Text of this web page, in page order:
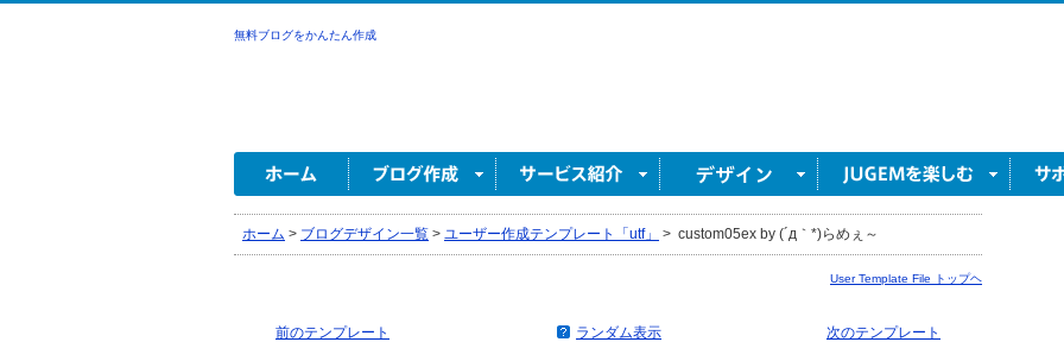
無料ブログをかんたん作成
ホーム > ブログデザイン一覧 > ユーザー作成テンプレート「utf」 > custom05ex by (´д｀*)らめぇ～
User Template File トップヘ
前のテンプレート 次のテンプレート
ランダム表示